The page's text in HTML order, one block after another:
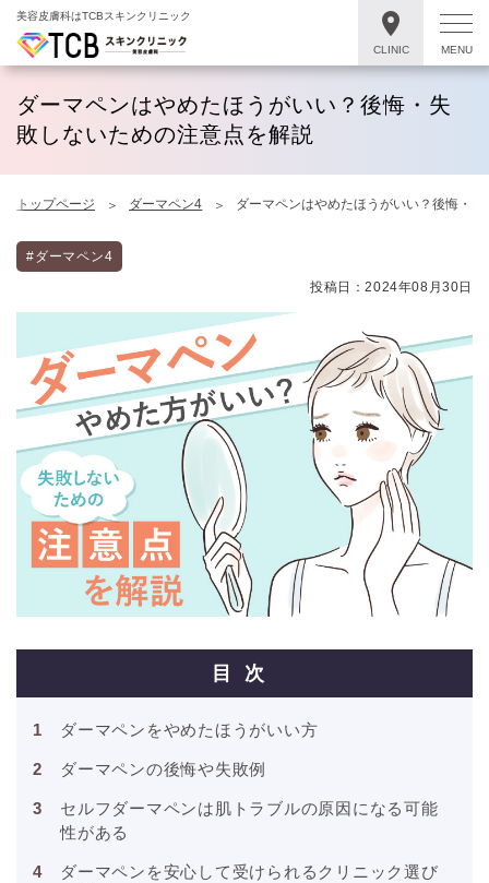
美容皮膚科はTCBスキンクリニック
ダーマペンはやめたほうがいい？後悔・失
敗しないための注意点を解説
トップページ ダーマペン4 ダーマペンはやめたほうがいい？後悔・
#ダーマペン4
投稿日：2024年08月30日
目次
ダーマペンをやめたほうがいい方
ダーマペンの後悔や失敗例
セルフダーマペンは肌トラブルの原因になる可能
性がある
ダーマペンを安心して受けられるクリニック選び
CLINIC MENU